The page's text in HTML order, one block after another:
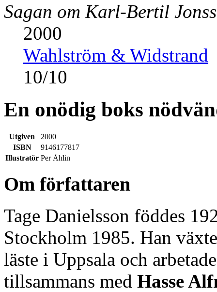
Sagan om Karl-Bertil
2000
Wahlström & Widstrand
10/10
En onödig boks
Utgiven
2000
ISBN
9146177817
Illustratör Per Åhlin
Om författaren
Tage Danielsson föddes
Stockholm 1985. Han
läste i Uppsala och
tillsammans med Hasse